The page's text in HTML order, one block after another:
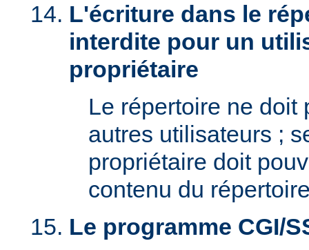
L'écriture dans le
interdite pour un
propriétaire
Le répertoire ne doit
autres utilisateurs ;
propriétaire doit
contenu du
Le programme CGI/